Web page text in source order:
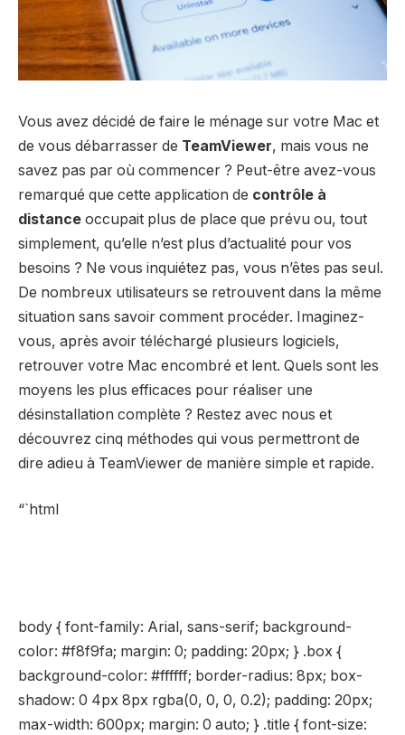
Vous avez décidé de faire le ménage sur votre Mac et
de vous débarrasser de TeamViewer, mais vous ne
savez pas par où commencer ? Peut-être avez-vous
remarqué que cette application de contrôle à
distance occupait plus de place que prévu ou, tout
simplement, qu’elle n’est plus d’actualité pour vos
besoins ? Ne vous inquiétez pas, vous n’êtes pas seul.
De nombreux utilisateurs se retrouvent dans la même
situation sans savoir comment procéder. Imaginez-
vous, après avoir téléchargé plusieurs logiciels,
retrouver votre Mac encombré et lent. Quels sont les
moyens les plus efficaces pour réaliser une
désinstallation complète ? Restez avec nous et
découvrez cinq méthodes qui vous permettront de
dire adieu à TeamViewer de manière simple et rapide.
“`html
body { font-family: Arial, sans-serif; background-
color: #f8f9fa; margin: 0; padding: 20px; } .box {
background-color: #ffffff; border-radius: 8px; box-
shadow: 0 4px 8px rgba(0, 0, 0, 0.2); padding: 20px;
max-width: 600px; margin: 0 auto; } .title { font-size: